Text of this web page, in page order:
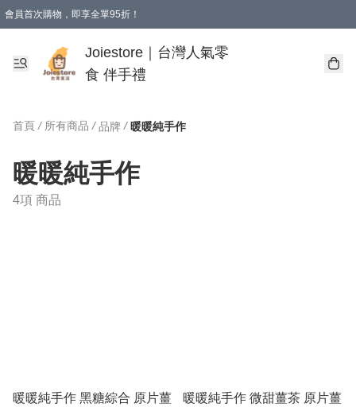
會員首次購物，即享全單95折！
購物滿 HKD 350.00即享免運費優惠！（適用於 本地送貨、本地取貨 )
Joiestore｜台灣人氣零
食 伴手禮
首頁 / 所有商品 / 品牌 / 暖暖純手作
暖暖純手作
4項 商品
暖暖純手作 黑糖綜合 原片薑
暖暖純手作 微甜薑茶 原片薑